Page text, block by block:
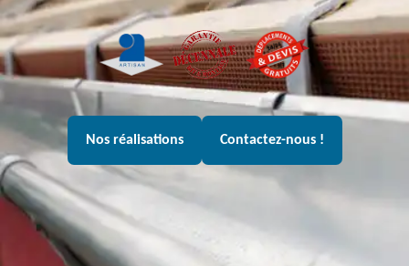
Nos réalisations Contactez-nous !